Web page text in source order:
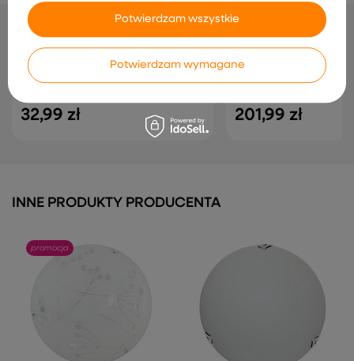
NAJCZĘŚCIEJ KUPOWANE RAZEM
Plafon biały/żółty szklany lampa Sun
32,99 zł
Plafon chrom/biały
201,99 zł
INNE PRODUKTY PRODUCENTA
promocja
Potwierdzam wymagane
Potwierdzam wszystkie